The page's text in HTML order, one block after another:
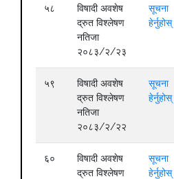
५८
विषादी अवशेष
द्रुत विश्लेषण
नतिजा
२०८३/२/२३
सूचना
हेर्नुहोस्
५९
विषादी अवशेष
द्रुत विश्लेषण
नतिजा
२०८३/२/२२
सूचना
हेर्नुहोस्
६०
विषादी अवशेष
द्रुत विश्लेषण
सूचना
हेर्नुहोस्